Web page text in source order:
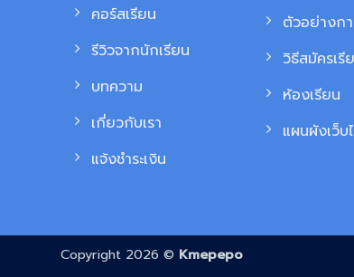
คอร์สเรียน
รีวิวจากนักเรียน
บทความ
เกี่ยวกับเรา
แจ้งชำระเงิน
ตัวอย่างก
วิธีสมัครเรี
ห้องเรียน
แผนผังเว็บ
Copyright 2026 © Kmepepo